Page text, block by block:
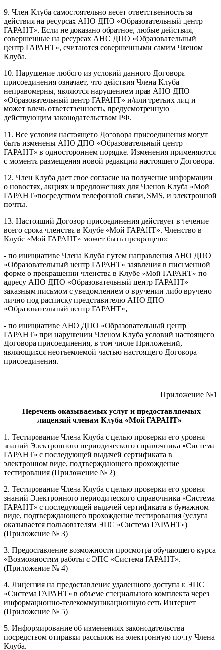
9. Член Клуба самостоятельно несет ответственность за
действия на ресурсах АНО ДПО «Образовательный центр
ГАРАНТ». Если не доказано обратное, любые действия,
совершенные на ресурсах АНО ДПО «Образовательный
центр ГАРАНТ», считаются совершенными самим Членом
Клуба.
10. Нарушение любого из условий данного Договора
присоединения означает, что действия Члена Клуба
неправомерны, являются нарушением прав АНО ДПО
«Образовательный центр ГАРАНТ» и/или третьих лиц и
может влечь ответственность, предусмотренную
действующим законодательством РФ.
11. Все условия настоящего Договора присоединения могут
быть изменены АНО ДПО «Образовательный центр
ГАРАНТ» в одностороннем порядке. Изменения применяются
с момента размещения новой редакции настоящего Договора.
12. Член Клуба дает свое согласие на получение информации
о новостях, акциях и предложениях для Членов Клуба «Мой
ГАРАНТ»посредством телефонной связи, SMS, и электронной
почты.
13. Настоящий Договор присоединения действует в течение
всего срока членства в Клубе «Мой ГАРАНТ». Членство в
Клубе «Мой ГАРАНТ» может быть прекращено:
- по инициативе Члена Клуба путем направления АНО ДПО
«Образовательный центр ГАРАНТ» заявления в письменной
форме о прекращении членства в Клубе «Мой ГАРАНТ» по
адресу АНО ДПО «Образовательный центр ГАРАНТ»
заказным письмом с уведомлением о вручении либо вручено
лично под расписку представителю АНО ДПО
«Образовательный центр ГАРАНТ»;
- по инициативе АНО ДПО «Образовательный центр
ГАРАНТ» при нарушении Членом Клуба условий настоящего
Договора присоединения, в том числе Приложений,
являющихся неотъемлемой частью настоящего Договора
присоединения.
Приложение №1
Перечень оказываемых услуг и предоставляемых
лицензий членам Клуба «Мой ГАРАНТ»
1. Тестирование Члена Клуба с целью проверки его уровня
знаний Электронного периодического справочника «Система
ГАРАНТ» с последующей выдачей сертификата в
электронном виде, подтверждающего прохождение
тестирования (Приложение № 2)
2. Тестирование Члена Клуба с целью проверки его уровня
знаний Электронного периодического справочника «Система
ГАРАНТ» с последующей выдачей сертификата в бумажном
виде, подтверждающего прохождение тестирования (услуга
оказывается пользователям ЭПС «Система ГАРАНТ»)
(Приложение № 3)
3. Предоставление возможности просмотра обучающего курса
«Возможностям работы с ЭПС «Система ГАРАНТ».
(Приложение № 4)
4. Лицензия на предоставление удаленного доступа к ЭПС
«Система ГАРАНТ» в объеме специального комплекта через
информационно-телекоммуникационную сеть Интернет
(Приложение № 5)
5. Информирование об изменениях законодательства
посредством отправки рассылок на электронную почту Члена
Клуба.